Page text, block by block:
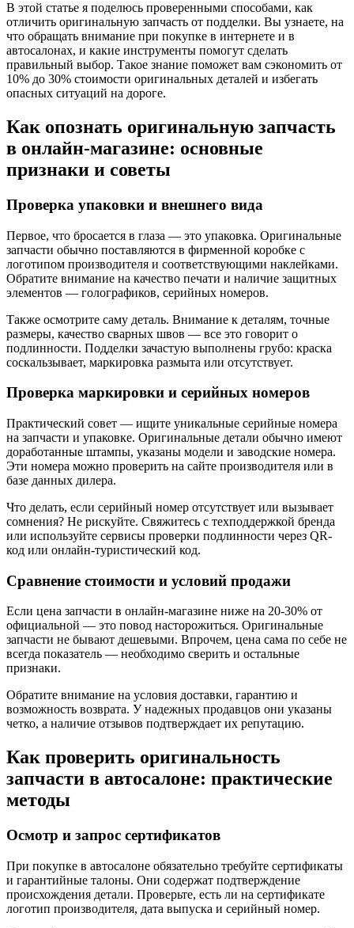
В этой статье я поделюсь проверенными способами, как
отличить оригинальную запчасть от подделки. Вы узнаете, на
что обращать внимание при покупке в интернете и в
автосалонах, и какие инструменты помогут сделать
правильный выбор. Такое знание поможет вам сэкономить от
10% до 30% стоимости оригинальных деталей и избегать
опасных ситуаций на дороге.
Как опознать оригинальную запчасть
в онлайн-магазине: основные
признаки и советы
Проверка упаковки и внешнего вида
Первое, что бросается в глаза — это упаковка. Оригинальные
запчасти обычно поставляются в фирменной коробке с
логотипом производителя и соответствующими наклейками.
Обратите внимание на качество печати и наличие защитных
элементов — голографиков, серийных номеров.
Также осмотрите саму деталь. Внимание к деталям, точные
размеры, качество сварных швов — все это говорит о
подлинности. Подделки зачастую выполнены грубо: краска
соскальзывает, маркировка размыта или отсутствует.
Проверка маркировки и серийных номеров
Практический совет — ищите уникальные серийные номера
на запчасти и упаковке. Оригинальные детали обычно имеют
доработанные штампы, указаны модели и заводские номера.
Эти номера можно проверить на сайте производителя или в
базе данных дилера.
Что делать, если серийный номер отсутствует или вызывает
сомнения? Не рискуйте. Свяжитесь с техподдержкой бренда
или используйте сервисы проверки подлинности через QR-
код или онлайн-туристический код.
Сравнение стоимости и условий продажи
Если цена запчасти в онлайн-магазине ниже на 20-30% от
официальной — это повод насторожиться. Оригинальные
запчасти не бывают дешевыми. Впрочем, цена сама по себе не
всегда показатель — необходимо сверить и остальные
признаки.
Обратите внимание на условия доставки, гарантию и
возможность возврата. У надежных продавцов они указаны
четко, а наличие отзывов подтверждает их репутацию.
Как проверить оригинальность
запчасти в автосалоне: практические
методы
Осмотр и запрос сертификатов
При покупке в автосалоне обязательно требуйте сертификаты
и гарантийные талоны. Они содержат подтверждение
происхождения детали. Проверьте, есть ли на сертификате
логотип производителя, дата выпуска и серийный номер.